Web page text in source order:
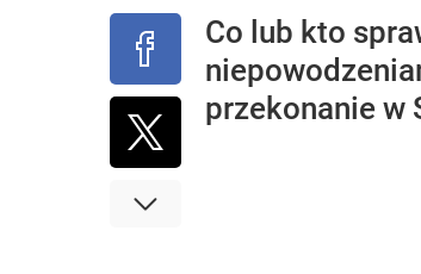
Co lub kto
przekonanie w